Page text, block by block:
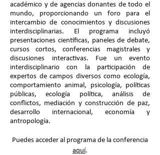
académico y de agencias donantes de todo el
mundo, proporcionando un foro para el
intercambio de conocimientos y discusiones
interdisciplinarias. El programa incluyó
presentaciones científicas, paneles de debate,
cursos cortos, conferencias magistrales y
discusiones interactivas. Fue un evento
interdisciplinario con la participación de
expertos de campos diversos como ecología,
comportamiento animal, psicología, políticas
públicas, ecología política, análisis de
conflictos, mediación y construcción de paz,
desarrollo internacional, economía y
antropología.
Puedes acceder al programa de la conferencia
aquí.